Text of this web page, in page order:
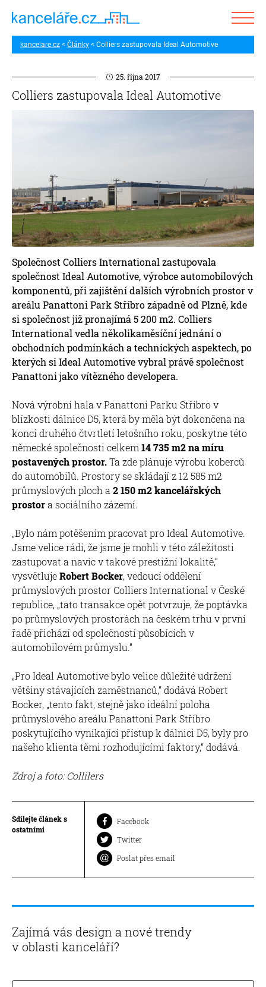
kancelare.cz Články Colliers zastupovala Ideal Automotive
25. října 2017
Colliers zastupovala Ideal Automotive
Společnost Colliers International zastupovala
společnost Ideal Automotive, výrobce automobilových
komponentů, při zajištění dalších výrobních prostor v
areálu Panattoni Park Stříbro západně od Plzně, kde
si společnost již pronajímá 5 200 m2. Colliers
International vedla několikaměsíční jednání o
obchodních podmínkách a technických aspektech, po
kterých si Ideal Automotive vybral právě společnost
Panattoni jako vítězného developera.
Nová výrobní hala v Panattoni Parku Stříbro v
blízkosti dálnice D5, která by měla být dokončena na
konci druhého čtvrtletí letošního roku, poskytne této
německé společnosti celkem 14 735 m2 na míru
postavených prostor.Ta zde plánuje výrobu koberců
do automobilů. Prostory se skládají z 12 585 m2
průmyslových ploch a 2 150 m2 kancelářských
prostora sociálního zázemí.
„Bylo nám potěšením pracovat pro Ideal Automotive.
Jsme velice rádi, že jsme je mohli v této záležitosti
zastupovat a navíc v takové prestižní lokalitě,“
vysvětlujeRobert Bocker, vedoucí oddělení
průmyslových prostor Colliers International v České
republice, „tato transakce opět potvrzuje, že poptávka
po průmyslových prostorách na českém trhu v první
řadě přichází od společností působících v
automobilovém průmyslu.“
„Pro Ideal Automotive bylo velice důležité udržení
většiny stávajících zaměstnanců,“ dodává Robert
Bocker, „tento fakt, stejně jako ideální poloha
průmyslového areálu Panattoni Park Stříbro
poskytujícího vynikající přístup k dálnici D5, byly pro
našeho klienta těmi rozhodujícími faktory,“ dodává.
Zdroj a foto: Collilers
Sdílejte článek s
ostatními
Facebook
Twitter
Poslat přes email
Zajímá vás design a nové trendy
v oblasti kanceláří?